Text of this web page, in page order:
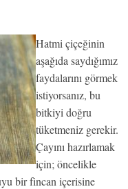
Hatmi çiçeğinin
aşağıda saydığımız
faydalarını görmek
istiyorsanız, bu
bitkiyi doğru
tüketmeniz gerekir.
Çayını hazırlamak
için; öncelikle
bir fincan içerisine